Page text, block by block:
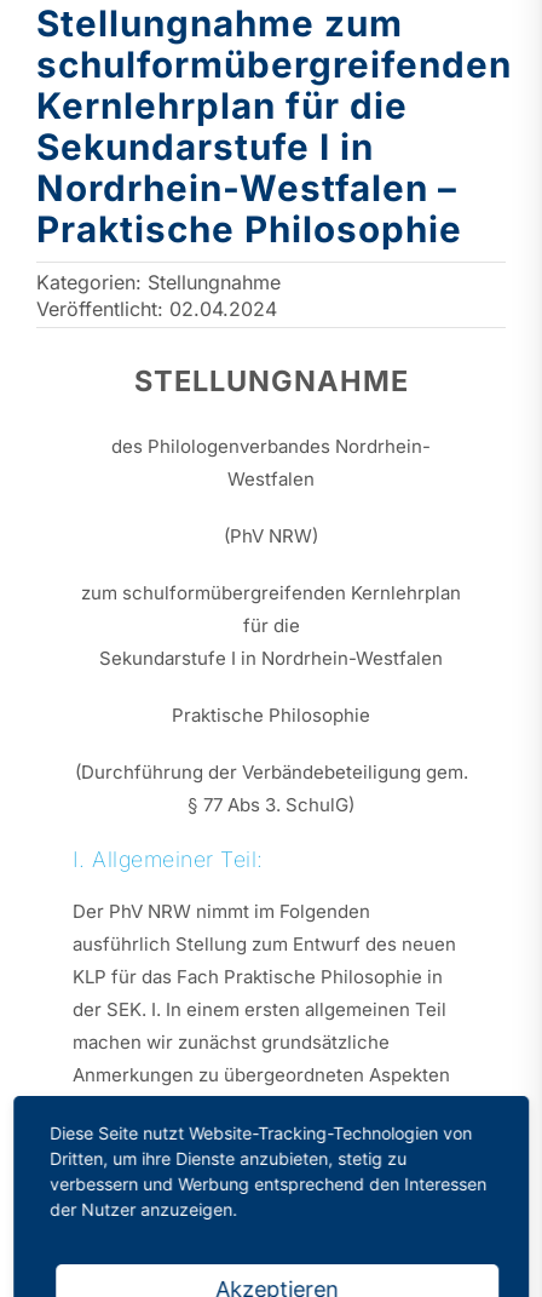
Stellungnahme zum
schulformübergreifenden
Kernlehrplan für die
Sekundarstufe I in
Nordrhein-Westfalen –
Praktische Philosophie
Kategorien: Stellungnahme
Veröffentlicht: 02.04.2024
STELLUNGNAHME
des Philologenverbandes Nordrhein-
Westfalen
(PhV NRW)
zum schulformübergreifenden Kernlehrplan
für die
Sekundarstufe I in Nordrhein-Westfalen
Praktische Philosophie
(Durchführung der Verbändebeteiligung gem.
§ 77 Abs 3. SchulG)
I. Allgemeiner Teil:
Der PhV NRW nimmt im Folgenden
ausführlich Stellung zum Entwurf des neuen
KLP für das Fach Praktische Philosophie in
der SEK. I. In einem ersten allgemeinen Teil
machen wir zunächst grundsätzliche
Anmerkungen zu übergeordneten Aspekten
Wir verweisen aufunsere
fachbezogenen Hinweise, die wir im
vor einem Jahr abgegeben haben. Diese
Diese Seite nutzt Website-Tracking-Technologien von
Dritten, um ihre Dienste anzubieten, stetig zu
verbessern und Werbung entsprechend den Interessen
der Nutzer anzuzeigen.
Akzeptieren